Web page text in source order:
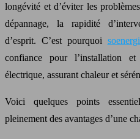
longévité et d’éviter les
dépannage, la rapidité
d’esprit. C’est pourquoi
confiance pour l’installation
électrique, assurant chaleur et
Voici quelques points
pleinement des avantages d’une